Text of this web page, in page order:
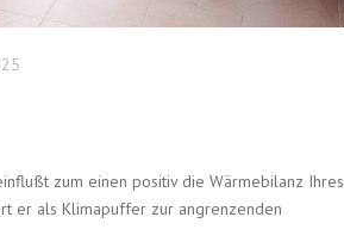
zum einen positiv die Wärmebilanz Ihres
er als Klimapuffer zur angrenzenden